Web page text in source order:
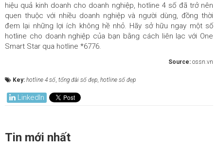
hiệu quả kinh doanh cho doanh nghiệp, hotline 4 số đã trở nên
quen thuộc với nhiều doanh nghiệp và người dùng, đồng thời
đem lại những lợi ích không hề nhỏ. Hãy sở hữu ngay một số
hotline cho doanh nghiệp của bạn bằng cách liên lạc với One
Smart Star qua hotline *6776.
Source: ossn.vn
Key: hotline 4 số, tổng đài số đẹp, hotline số đẹp
LinkedIn
Tin mới nhất